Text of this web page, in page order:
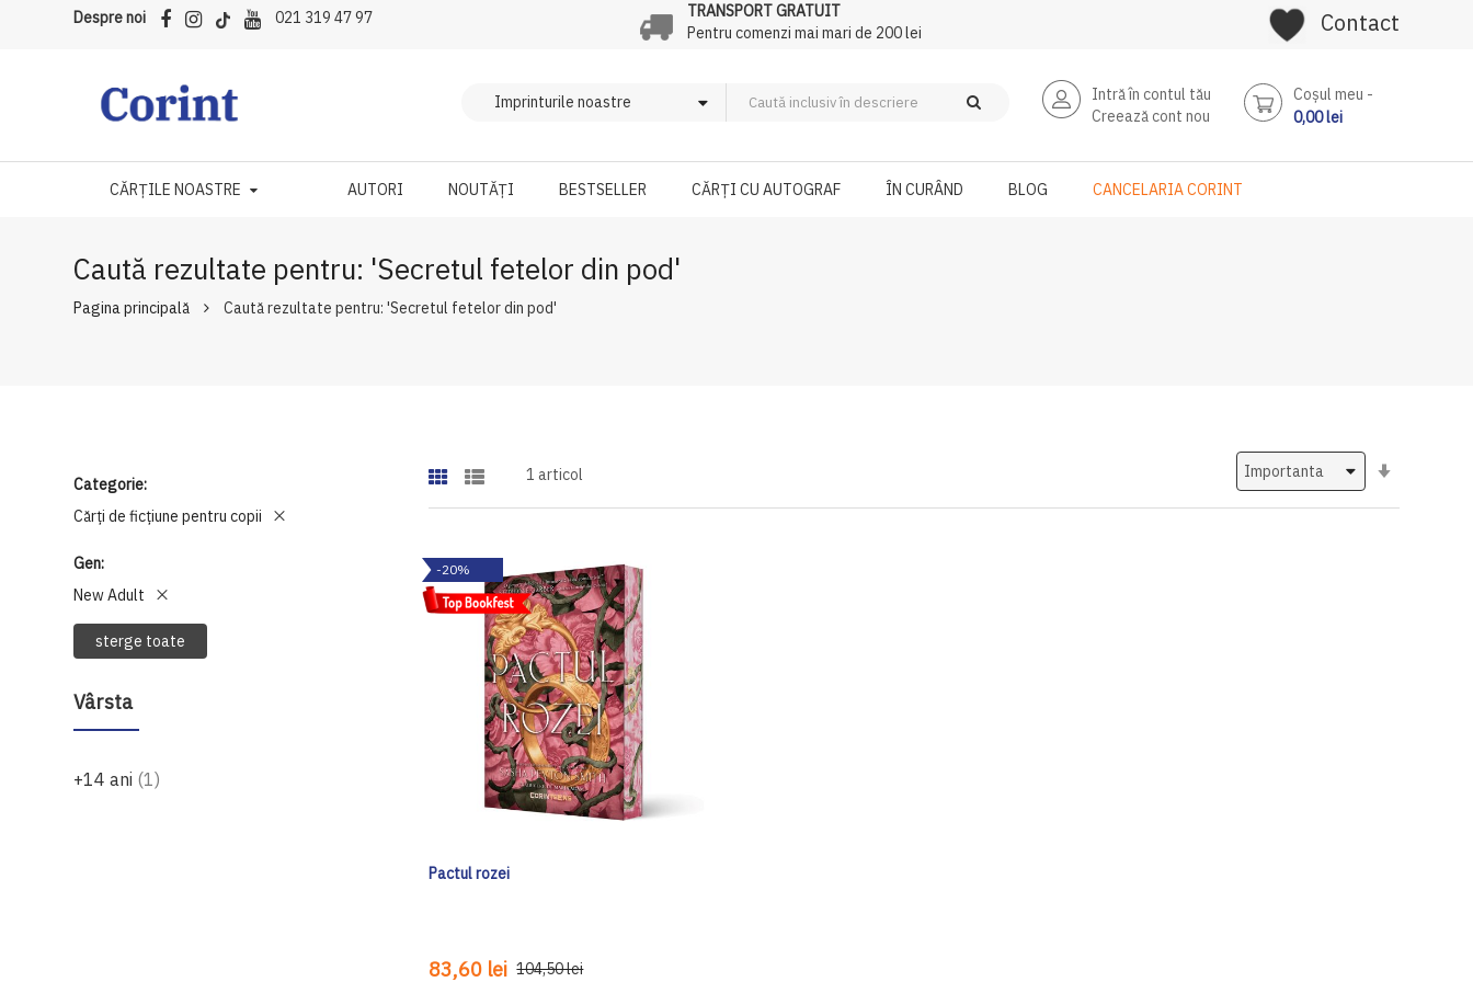
Despre noi 021 319 47 97
TRANSPORT GRATUIT
Pentru comenzi mai mari de 200 lei
Contact
Intră în contul tău
Creează cont nou
Coşul meu
0,00 lei
CĂRȚILE NOASTRE AUTORI NOUTĂȚI BESTSELLER CĂRȚI CU AUTOGRAF ÎN CURÂND BLOG CANCELARIA CORINT
Caută rezultate pentru: 'Secretul fetelor din pod'
Pagina principală Caută rezultate pentru: 'Secretul fetelor din pod'
1 articol
-20%
Pactul rozei
83,60 lei 104,50 lei
Categorie
Cărți de ficțiune pentru copii
Gen
New Adult
sterge toate
Vârsta
+14 ani 1produs